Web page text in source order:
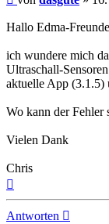
Hallo Edma-
ich wundere mich
Ultraschall-
aktuelle App (3.1.5)
Wo kann der Fehler
Vielen Dank
Chris
Antworten